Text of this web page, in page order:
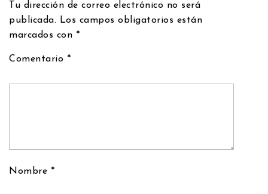
Tu dirección de correo electrónico no será
publicada.
Los campos obligatorios están
marcados con *
Comentario *
Nombre *